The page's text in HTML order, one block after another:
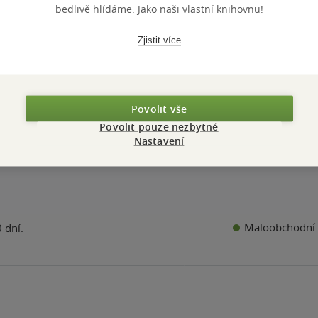
5.0
z
118 Kč
Stanislava Bumbová
0.0
z
dní. Maloobchodní
bedlivě hlídáme. Jako naši vlastní knihovnu!
Zjistit více
Povolit vše
Povolit pouze nezbytné
Nastavení